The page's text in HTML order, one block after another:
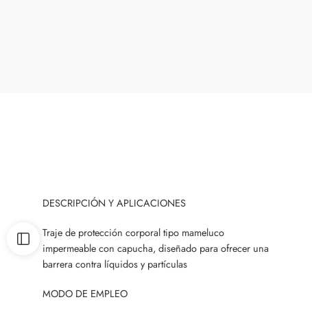
DESCRIPCIÓN Y APLICACIONES
Traje de protección corporal tipo mameluco
impermeable con capucha, diseñado para ofrecer una
barrera contra líquidos y partículas
MODO DE EMPLEO